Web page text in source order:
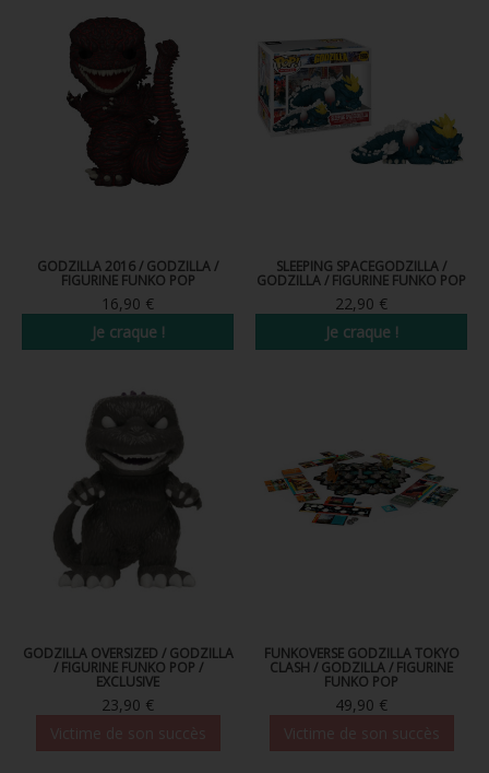
GODZILLA 2016 / GODZILLA /
FIGURINE FUNKO POP
16,90 €
Je craque !
SLEEPING SPACEGODZILLA /
GODZILLA / FIGURINE FUNKO POP
22,90 €
Je craque !
GODZILLA OVERSIZED / GODZILLA
/ FIGURINE FUNKO POP /
EXCLUSIVE
23,90 €
FUNKOVERSE GODZILLA TOKYO
CLASH / GODZILLA / FIGURINE
FUNKO POP
49,90 €